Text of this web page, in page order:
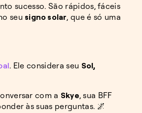
sucesso. São rápidos, fáceis
seu signo solar, que é só uma
. Ele considera seu Sol,
com a Skye, sua BFF
às suas perguntas. 🌌